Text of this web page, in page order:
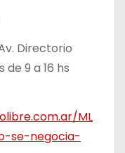
Directorio
9 a 16 hs
ML
se-negocia-